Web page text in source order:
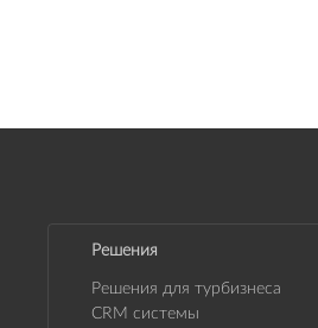
Решения
Решения для турбизнеса
CRM системы